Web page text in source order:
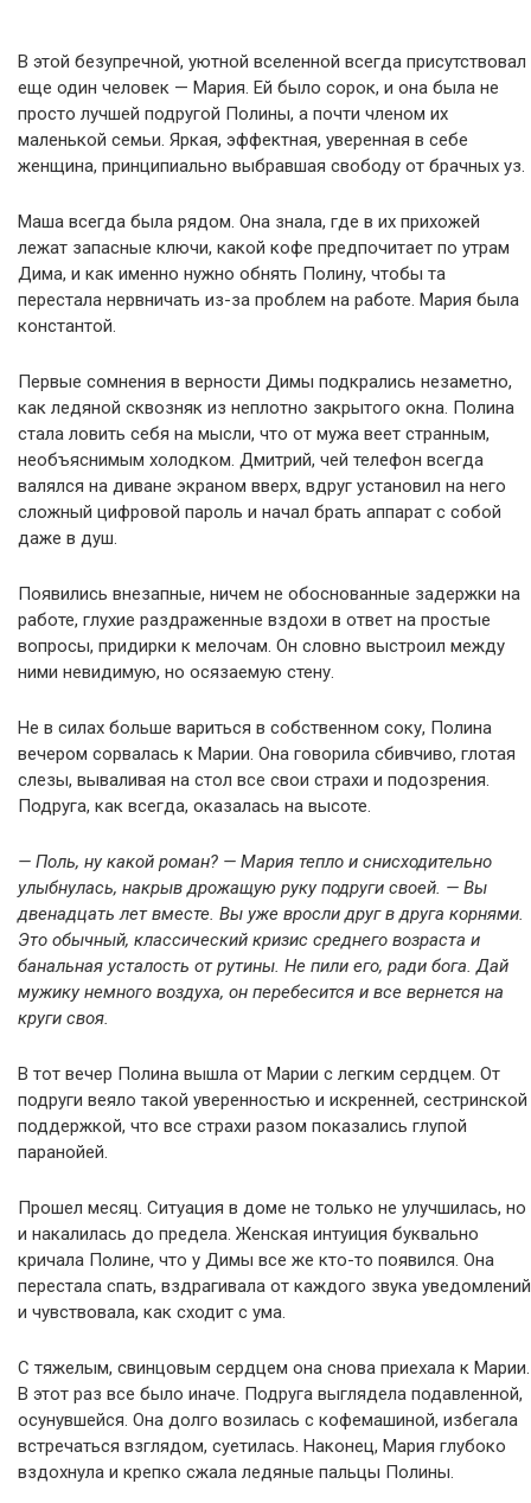
В этой безупречной, уютной вселенной всегда присутствовал
еще один человек — Мария. Ей было сорок, и она была не
просто лучшей подругой Полины, а почти членом их
маленькой семьи. Яркая, эффектная, уверенная в себе
женщина, принципиально выбравшая свободу от брачных уз.
Маша всегда была рядом. Она знала, где в их прихожей
лежат запасные ключи, какой кофе предпочитает по утрам
Дима, и как именно нужно обнять Полину, чтобы та
перестала нервничать из-за проблем на работе. Мария была
константой.
Первые сомнения в верности Димы подкрались незаметно,
как ледяной сквозняк из неплотно закрытого окна. Полина
стала ловить себя на мысли, что от мужа веет странным,
необъяснимым холодком. Дмитрий, чей телефон всегда
валялся на диване экраном вверх, вдруг установил на него
сложный цифровой пароль и начал брать аппарат с собой
даже в душ.
Появились внезапные, ничем не обоснованные задержки на
работе, глухие раздраженные вздохи в ответ на простые
вопросы, придирки к мелочам. Он словно выстроил между
ними невидимую, но осязаемую стену.
Не в силах больше вариться в собственном соку, Полина
вечером сорвалась к Марии. Она говорила сбивчиво, глотая
слезы, вываливая на стол все свои страхи и подозрения.
Подруга, как всегда, оказалась на высоте.
— Поль, ну какой роман? — Мария тепло и снисходительно
улыбнулась, накрыв дрожащую руку подруги своей. — Вы
двенадцать лет вместе. Вы уже вросли друг в друга корнями.
Это обычный, классический кризис среднего возраста и
банальная усталость от рутины. Не пили его, ради бога. Дай
мужику немного воздуха, он перебесится и все вернется на
круги своя.
В тот вечер Полина вышла от Марии с легким сердцем. От
подруги веяло такой уверенностью и искренней, сестринской
поддержкой, что все страхи разом показались глупой
паранойей.
Прошел месяц. Ситуация в доме не только не улучшилась, но
и накалилась до предела. Женская интуиция буквально
кричала Полине, что у Димы все же кто-то появился. Она
перестала спать, вздрагивала от каждого звука уведомлений
и чувствовала, как сходит с ума.
С тяжелым, свинцовым сердцем она снова приехала к Марии.
В этот раз все было иначе. Подруга выглядела подавленной,
осунувшейся. Она долго возилась с кофемашиной, избегала
встречаться взглядом, суетилась. Наконец, Мария глубоко
вздохнула и крепко сжала ледяные пальцы Полины.